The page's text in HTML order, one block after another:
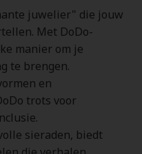
juwelier" die jouw
Met DoDo-
manier om je
te brengen.
en
trots voor
sieraden, biedt